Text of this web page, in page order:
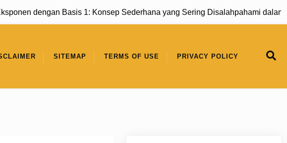
dengan Basis 1: Konsep Sederhana yang Sering Disalahpahami dalam
SITEMAP TERMS OF USE PRIVACY POLICY